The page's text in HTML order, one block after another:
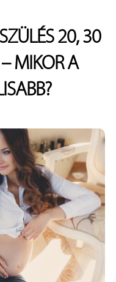
20, 30
– MIKOR A